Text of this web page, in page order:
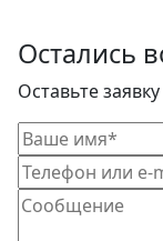
Остались
Оставьте